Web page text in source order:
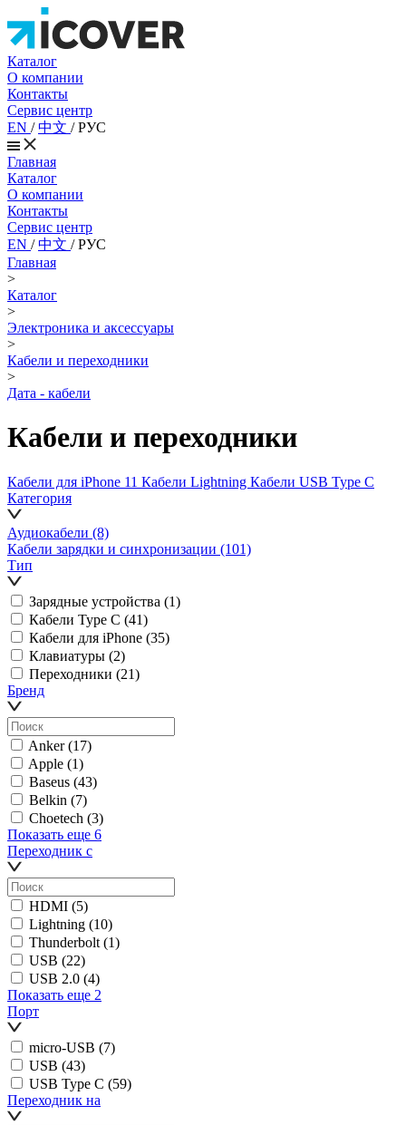
Каталог
О компании
Контакты
Сервис центр
EN /中文 /РУС
Главная
Каталог
О компании
Контакты
Сервис центр
EN /中文 /РУС
Главная
>
Каталог
>
Электроника и аксессуары
>
Кабели и переходники
>
Дата - кабели
Кабели и переходники
Кабели для iPhone 11 Кабели Lightning Кабели USB Type C
Категория
Аудиокабели (8)
Кабели зарядки и синхронизации (101)
Тип
Зарядные устройства (1)
Кабели Type C (41)
Кабели для iPhone (35)
Клавиатуры (2)
Переходники (21)
Бренд
Anker (17)
Apple (1)
Baseus (43)
Belkin (7)
Choetech (3)
Показать еще 6
Переходник с
HDMI (5)
Lightning (10)
Thunderbolt (1)
USB (22)
USB 2.0 (4)
Показать еще 2
Порт
micro-USB (7)
USB (43)
USB Type C (59)
Переходник на